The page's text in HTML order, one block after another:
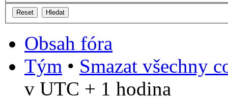
Obsah fóra
Tým • Smazat všechny
v UTC + 1 hodina